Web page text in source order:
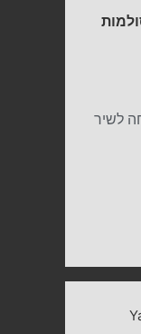
לשיר